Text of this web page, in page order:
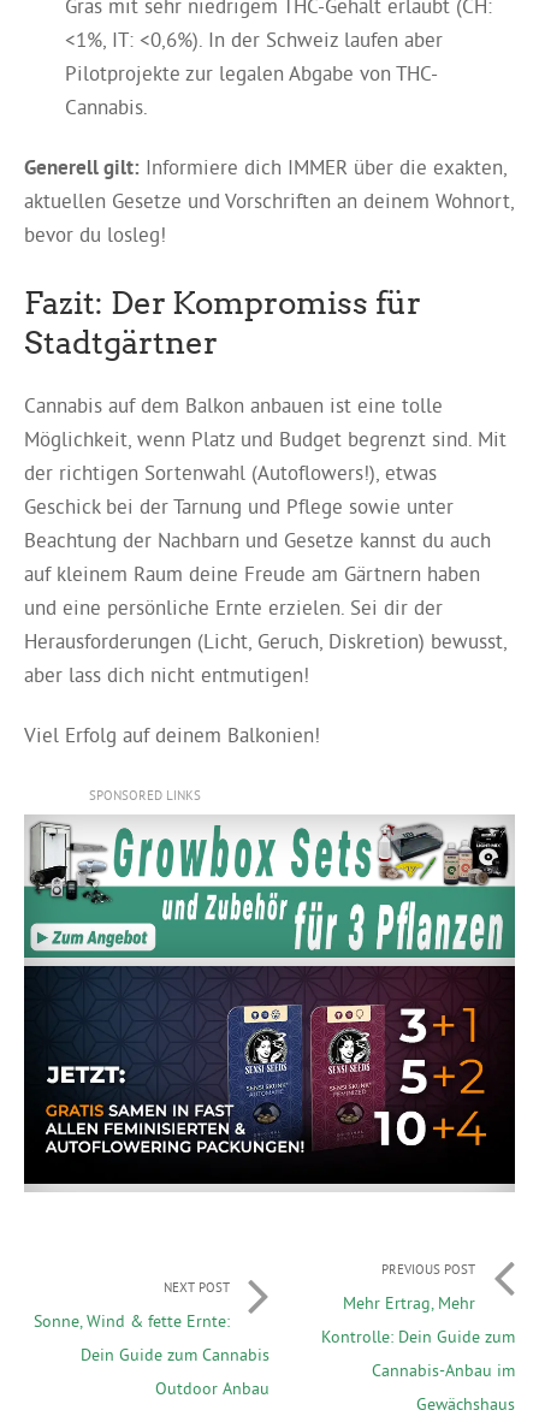
Gras mit sehr niedrigem THC-Gehalt erlaubt (CH:
<1%, IT: <0,6%). In der Schweiz laufen aber
Pilotprojekte zur legalen Abgabe von THC-
Cannabis.
Generell gilt: Informiere dich IMMER über die exakten,
aktuellen Gesetze und Vorschriften an deinem Wohnort,
bevor du losleg!
Fazit: Der Kompromiss für
Stadtgärtner
Cannabis auf dem Balkon anbauen ist eine tolle
Möglichkeit, wenn Platz und Budget begrenzt sind. Mit
der richtigen Sortenwahl (Autoflowers!), etwas
Geschick bei der Tarnung und Pflege sowie unter
Beachtung der Nachbarn und Gesetze kannst du auch
auf kleinem Raum deine Freude am Gärtnern haben
und eine persönliche Ernte erzielen. Sei dir der
Herausforderungen (Licht, Geruch, Diskretion) bewusst,
aber lass dich nicht entmutigen!
Viel Erfolg auf deinem Balkonien!
SPONSORED LINKS
PREVIOUS POST
Mehr Ertrag, Mehr
Kontrolle: Dein Guide zum
Cannabis-Anbau im
Gewächshaus
NEXT POST
Sonne, Wind & fette Ernte:
Dein Guide zum Cannabis
Outdoor Anbau